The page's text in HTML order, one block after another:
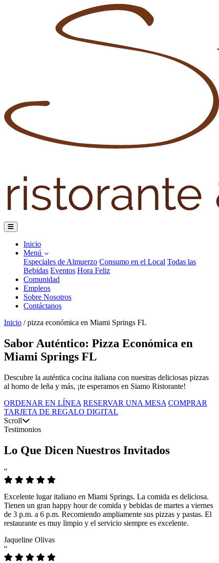
Inicio
Menú
Especiales de Almuerzo Consumo en el Local Todas las
Bebidas Eventos Hora Feliz
Comunidad
Empleos
Sobre Nosotros
Contáctanos
Inicio / pizza económica en Miami Springs FL
Sabor Auténtico: Pizza Económica en
Miami Springs FL
Descubre la auténtica cocina italiana con nuestras deliciosas pizzas
al horno de leña y más, ¡te esperamos en Siamo Ristorante!
ORDENAR EN LÍNEA RESERVAR UNA MESA COMPRAR
TARJETA DE REGALO DIGITAL
Scroll
Testimonios
Lo Que Dicen Nuestros Invitados
“
Excelente lugar italiano en Miami Springs. La comida es deliciosa.
Tienen un gran happy hour de comida y bebidas de martes a viernes
de 3 p.m. a 6 p.m. Recomiendo ampliamente sus pizzas y pastas. El
restaurante es muy limpio y el servicio siempre es excelente.
Jaqueline Olivas
“